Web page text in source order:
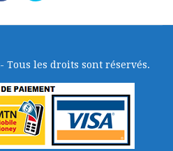
- Tous les droits sont réservés.